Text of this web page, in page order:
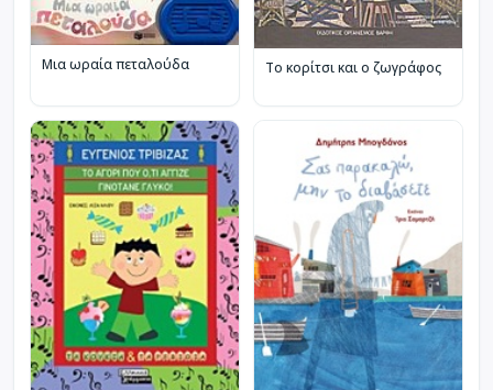
Μια ωραία πεταλούδα Το κορίτσι και ο ζωγράφος